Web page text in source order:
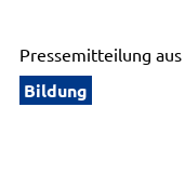
Pressemitteilung
Bildung